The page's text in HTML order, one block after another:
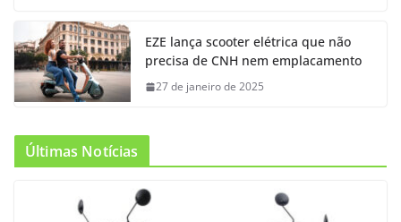
EZE lança scooter elétrica que não
precisa de CNH nem emplacamento
27 de janeiro de 2025
Últimas Notícias